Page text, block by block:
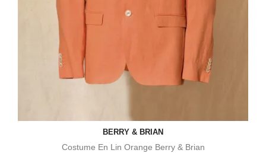
BERRY & BRIAN
Costume En Lin Orange Berry & Brian